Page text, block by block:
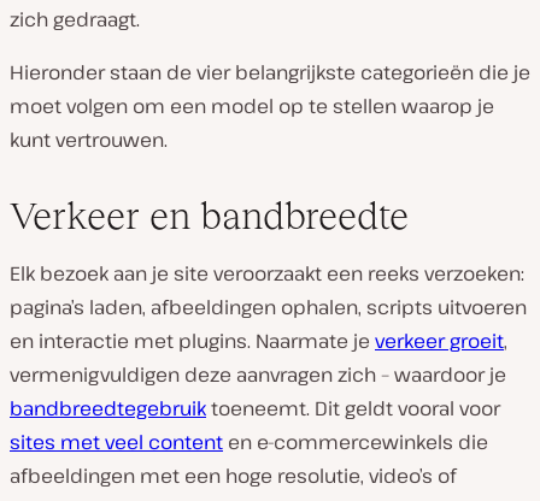
zich gedraagt.
Hieronder staan de vier belangrijkste categorieën die je
moet volgen om een model op te stellen waarop je
kunt vertrouwen.
Verkeer en bandbreedte
Elk bezoek aan je site veroorzaakt een reeks verzoeken:
pagina’s laden, afbeeldingen ophalen, scripts uitvoeren
en interactie met plugins. Naarmate je verkeer groeit,
vermenigvuldigen deze aanvragen zich – waardoor je
bandbreedtegebruiktoeneemt. Dit geldt vooral voor
sites met veel content en e-commercewinkels die
afbeeldingen met een hoge resolutie, video’s of